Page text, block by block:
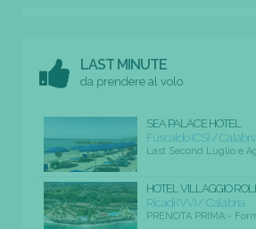
LAST MINUTE
da prendere al volo
SEA PALACE HOTEL
Fuscaldo (CS) /
Last Second Luglio e
HOTEL VILLAGGIO
Ricadi (VV) / Calabria
PRENOTA PRIMA -